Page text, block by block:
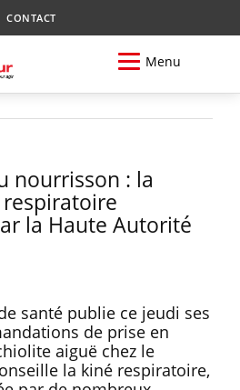
CONTACT
Menu
nourrisson : la
la Haute Autorité
santé publie ce jeudi ses
de prise en
aiguë chez le
la kiné respiratoire,